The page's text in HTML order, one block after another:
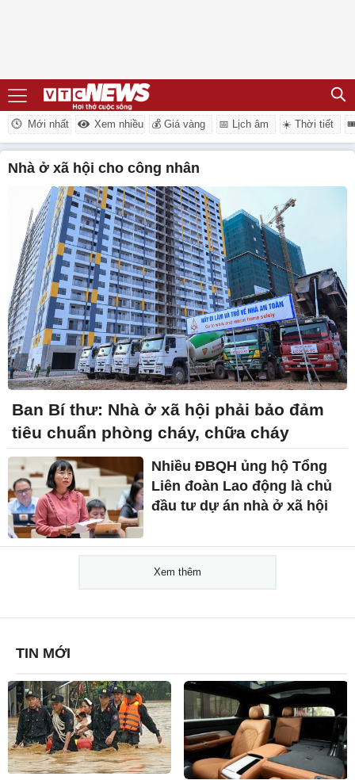
Mới nhất Xem nhiều 💰 Giá vàng 📅 Lịch âm ☀️ Thời tiết
nhà ở xã hội cho công nhân
Ban Bí thư: Nhà ở xã hội phải bảo đảm
tiêu chuẩn phòng cháy, chữa cháy
Nhiều ĐBQH ủng hộ Tổng
Liên đoàn Lao động là chủ
đầu tư dự án nhà ở xã hội
Xem thêm
TIN MỚI